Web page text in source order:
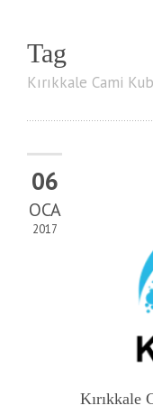
Tag
Kırıkkale Cami
06
OCA
2017
Kırıkkale